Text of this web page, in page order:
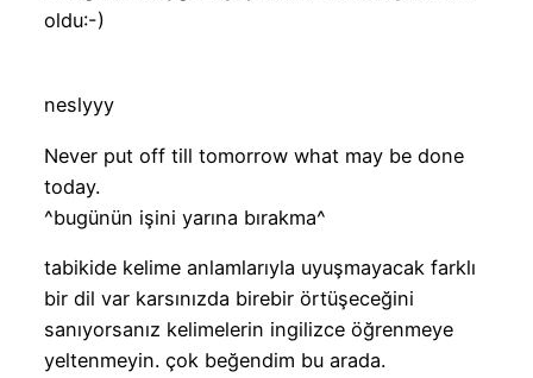
oldu:-)
neslyyy
Never put off till tomorrow what may be done
today.
^bugünün işini yarına bırakma^
tabikide kelime anlamlarıyla uyuşmayacak farklı
bir dil var karsınızda birebir örtüşeceğini
sanıyorsanız kelimelerin ingilizce öğrenmeye
yeltenmeyin. çok beğendim bu arada.